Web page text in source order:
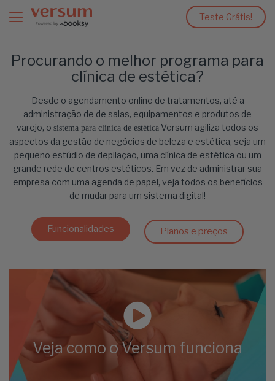
Teste Grátis!
Procurando o melhor programa para
clínica de estética?
Desde o agendamento online de tratamentos, até a
administração de de salas, equipamentos e produtos de
varejo, o sistema para clínica de estética Versum agiliza todos os
aspectos da gestão de negócios de beleza e estética, seja um
pequeno estúdio de depilação, uma clínica de estética ou um
grande rede de centros estéticos. Em vez de administrar sua
empresa com uma agenda de papel, veja todos os benefícios
de mudar para um sistema digital!
Funcionalidades Planos e preços
Veja como o Versum funciona